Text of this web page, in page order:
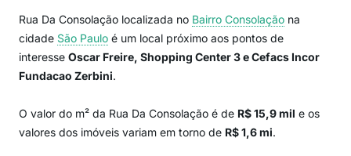
Rua Da Consolação localizada no Bairro Consolação na
cidade São Paulo é um local próximo aos pontos de
interesse Oscar Freire, Shopping Center 3 e Cefacs Incor
Fundacao Zerbini.
O valor do m² da Rua Da Consolação é de R$ 15,9 mil e os
valores dos imóveis variam em torno de R$ 1,6 mi.